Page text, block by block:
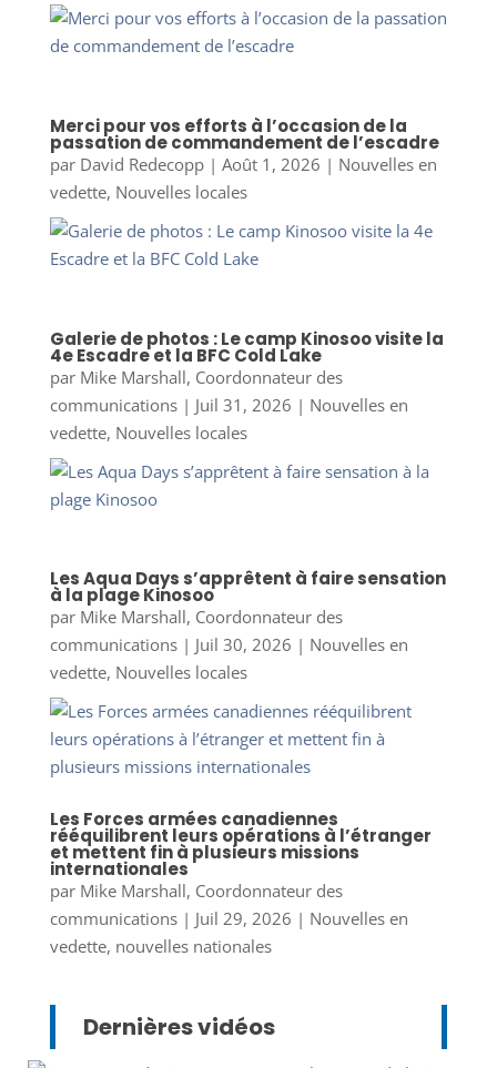
Merci pour vos efforts à l’occasion de la
passation de commandement de l’escadre
par David Redecopp| Août 1, 2026 | Nouvelles en
vedette, Nouvelles locales
Galerie de photos : Le camp Kinosoo visite la
4e Escadre et la BFC Cold Lake
par Mike Marshall, Coordonnateur des
communications| Juil 31, 2026 | Nouvelles en
vedette, Nouvelles locales
Les Aqua Days s’apprêtent à faire sensation
à la plage Kinosoo
par Mike Marshall, Coordonnateur des
communications| Juil 30, 2026 | Nouvelles en
vedette, Nouvelles locales
Les Forces armées canadiennes
rééquilibrent leurs opérations à l’étranger
et mettent fin à plusieurs missions
internationales
par Mike Marshall, Coordonnateur des
communications| Juil 29, 2026 | Nouvelles en
vedette, nouvelles nationales
Dernières vidéos